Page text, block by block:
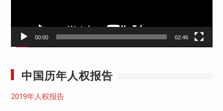
00:00 02:46
中国历年人权报告
2019年人权报告